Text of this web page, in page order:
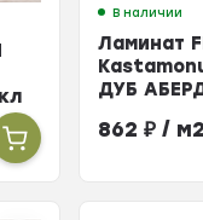
В наличии
Ламинат
ДУБ
862 ₽/ м2